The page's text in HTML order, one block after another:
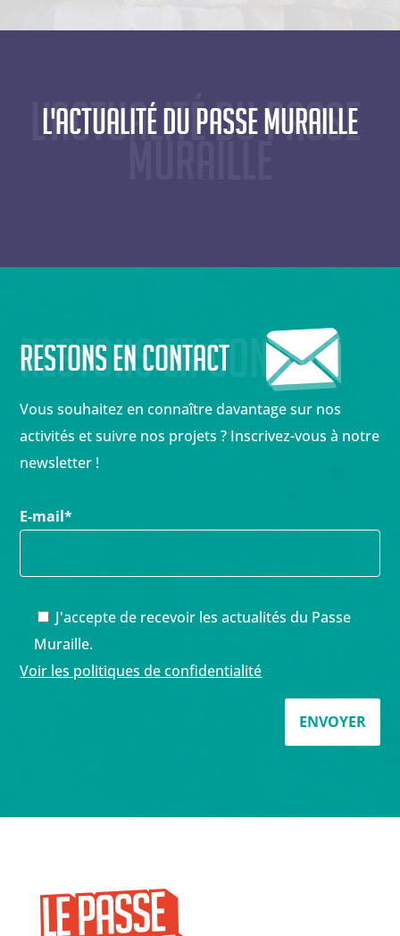
L'actualité du Passe
L'actualité du Passe Muraille
Restons en contact
Restons en contact
Vous souhaitez en connaître davantage sur nos
activités et suivre nos projets ? Inscrivez-vous à notre
newsletter !
E-mail*
J'accepte de recevoir les actualités du Passe
Muraille.
Voir les politiques de confidentialité
ENVOYER